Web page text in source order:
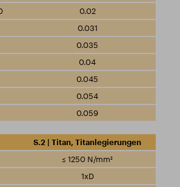
0.02
0.031
0.035
0.04
0.045
0.054
0.059
S.2 | Titan, Titanlegierungen
≤ 1250 N/mm²
1xD